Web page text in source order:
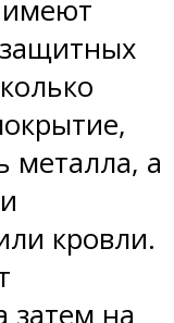
металла, а
кровли.
затем на